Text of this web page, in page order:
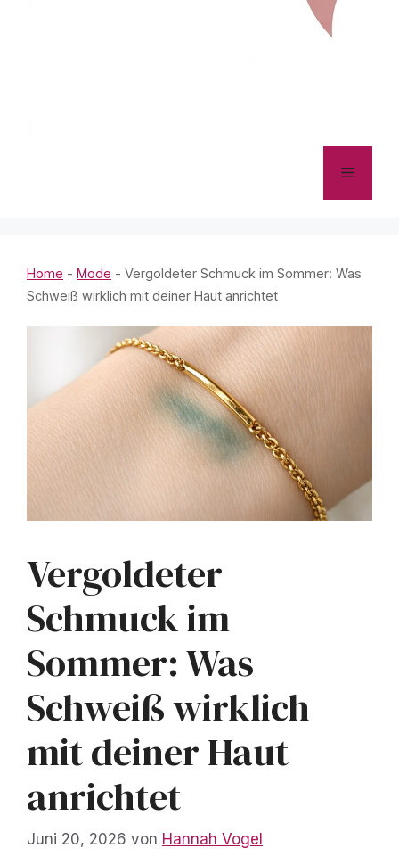
Menü
Home - Mode - Vergoldeter Schmuck im Sommer: Was
Schweiß wirklich mit deiner Haut anrichtet
Vergoldeter
Schmuck im
Sommer: Was
Schweiß wirklich
mit deiner Haut
anrichtet
Juni 20, 2026 von Hannah Vogel